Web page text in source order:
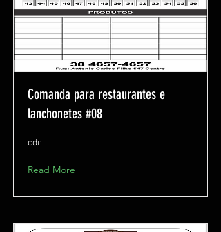
Comanda para restaurantes e
lanchonetes #08
cdr
Read More